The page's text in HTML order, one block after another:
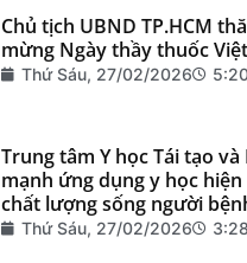
Chủ tịch UBND TP.HCM
mừng Ngày thầy thuốc
Thứ Sáu, 27/02/2026
Trung tâm Y học Tái tạo
mạnh ứng dụng y học hiện
chất lượng sống người
Thứ Sáu, 27/02/2026